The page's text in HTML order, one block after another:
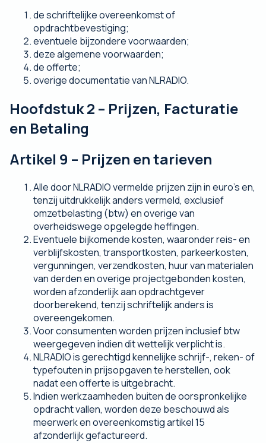
de schriftelijke overeenkomst of
opdrachtbevestiging;
eventuele bijzondere voorwaarden;
deze algemene voorwaarden;
de offerte;
overige documentatie van NLRADIO.
Hoofdstuk 2 – Prijzen, Facturatie
en Betaling
Artikel 9 – Prijzen en tarieven
Alle door NLRADIO vermelde prijzen zijn in euro’s en,
tenzij uitdrukkelijk anders vermeld, exclusief
omzetbelasting (btw) en overige van
overheidswege opgelegde heffingen.
Eventuele bijkomende kosten, waaronder reis- en
verblijfskosten, transportkosten, parkeerkosten,
vergunningen, verzendkosten, huur van materialen
van derden en overige projectgebonden kosten,
worden afzonderlijk aan opdrachtgever
doorberekend, tenzij schriftelijk anders is
overeengekomen.
Voor consumenten worden prijzen inclusief btw
weergegeven indien dit wettelijk verplicht is.
NLRADIO is gerechtigd kennelijke schrijf-, reken- of
typefouten in prijsopgaven te herstellen, ook
nadat een offerte is uitgebracht.
Indien werkzaamheden buiten de oorspronkelijke
opdracht vallen, worden deze beschouwd als
meerwerk en overeenkomstig artikel 15
afzonderlijk gefactureerd.